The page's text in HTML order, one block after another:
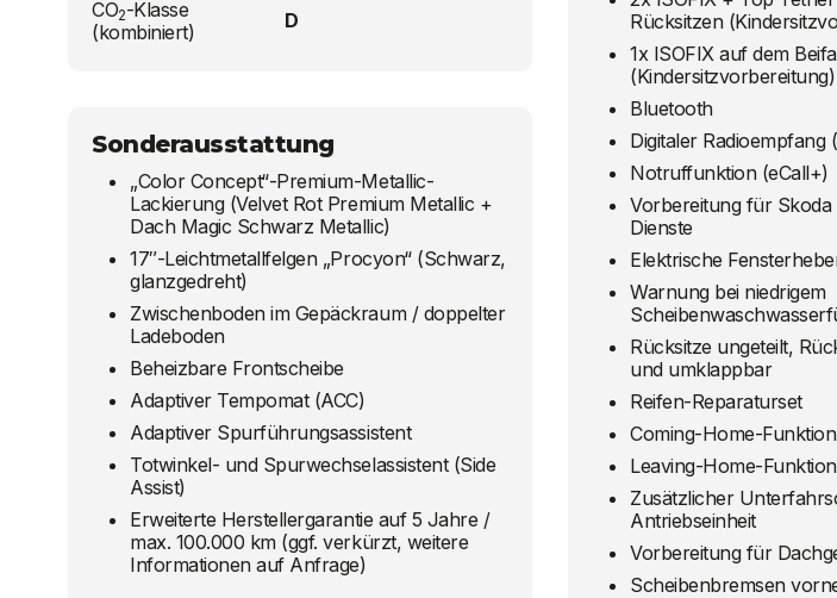
CO2-Klasse
(kombiniert)
D
Sonderausstattung
„Color Concept“-Premium-Metallic-
Lackierung (Velvet Rot Premium Metallic +
Dach Magic Schwarz Metallic)
17″-Leichtmetallfelgen „Procyon“ (Schwarz,
glanzgedreht)
Zwischenboden im Gepäckraum / doppelter
Ladeboden
Beheizbare Frontscheibe
Adaptiver Tempomat (ACC)
Adaptiver Spurführungsassistent
Totwinkel- und Spurwechselassistent (Side
Assist)
Erweiterte Herstellergarantie auf 5 Jahre /
max. 100.000 km (ggf. verkürzt, weitere
Informationen auf Anfrage)
Rücksitzen
1x ISOFIX auf dem
(Kindersitzvorbereitung)
Bluetooth
Digitaler Radioempfang
Notruffunktion (eCall+)
Vorbereitung für Skoda
Dienste
Elektrische
Warnung bei niedrigem
Rücksitze ungeteilt,
und umklappbar
Reifen-Reparaturset
Coming-Home-Funktion
Leaving-Home-Funktion
Zusätzlicher
Antriebseinheit
Vorbereitung für
Scheibenbremsen